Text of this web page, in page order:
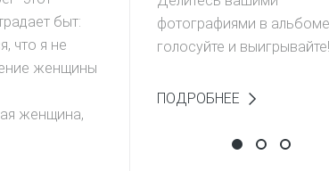
быт:
что я не
женщины
женщина,
фотографиями в
голосуйте и выигрывайте!
ПОДРОБНЕЕ
Выиграй